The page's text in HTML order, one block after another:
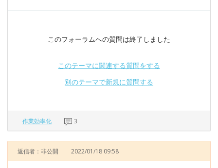
このフォーラムへの質問は終了しました
このテーマに関連する質問をする
別のテーマで新規に質問する
作業効率化 3
返信者：非公開 2022/01/18 09:58